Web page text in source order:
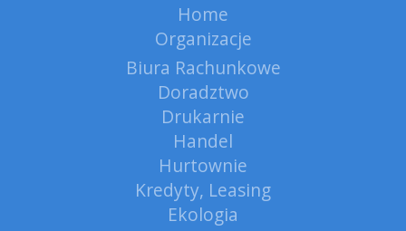
Home
Organizacje
Biura Rachunkowe
Doradztwo
Drukarnie
Handel
Hurtownie
Kredyty, Leasing
Ekologia